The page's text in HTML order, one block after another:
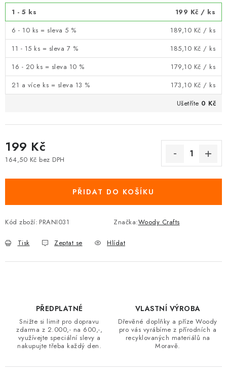
1 - 5 ks 199 Kč / ks
6 - 10 ks = sleva 5 %
189,10 Kč / ks
11 - 15 ks = sleva 7 %
185,10 Kč / ks
16 - 20 ks = sleva 10 %
179,10 Kč / ks
21 a více ks = sleva 13 %
173,10 Kč / ks
Ušetříte 0 Kč
199 Kč
164,50 Kč bez DPH
PŘIDAT DO KOŠÍKU
Kód zboží: PRANI031 Značka:Woody Crafts
Tisk Zeptat se Hlídat
PŘEDPLATNÉ
Snižte si limit pro dopravu
zdarma z 2.000,- na 600,-,
využívejte speciální slevy a
nakupujte třeba každý den.
VLASTNÍ VÝROBA
Dřevěné doplňky a příze Woody
pro vás vyrábíme z přírodních a
recyklovaných materiálů na
Moravě.